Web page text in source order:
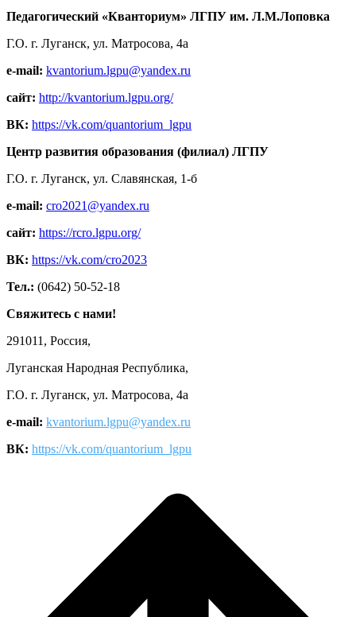
Педагогический «Кванториум» ЛГПУ им. Л.М.Лоповка
Г.О. г. Луганск, ул. Матросова, 4а
e-mail: kvantorium.lgpu@yandex.ru
сайт: http://kvantorium.lgpu.org/
ВК: https://vk.com/quantorium_lgpu
Центр развития образования (филиал) ЛГПУ
Г.О. г. Луганск, ул. Славянская, 1-б
e-mail: cro2021@yandex.ru
сайт: https://rcro.lgpu.org/
ВК: https://vk.com/cro2023
Тел.: (0642) 50-52-18
Свяжитесь с нами!
291011, Россия,
Луганская Народная Республика,
Г.О. г. Луганск, ул. Матросова, 4а
e-mail: kvantorium.lgpu@yandex.ru
ВК: https://vk.com/quantorium_lgpu